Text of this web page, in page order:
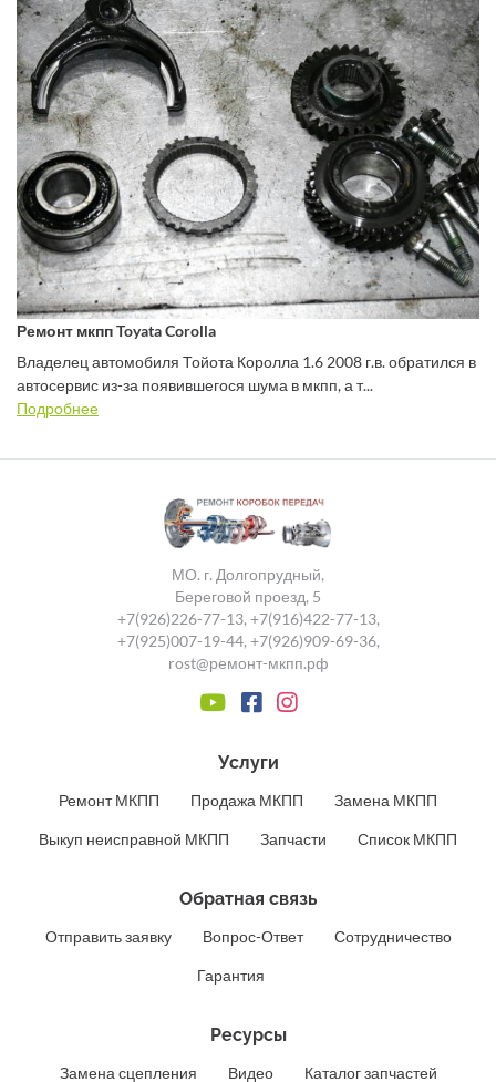
Ремонт мкпп Toyata Corolla
Владелец автомобиля Тойота Королла 1.6 2008 г.в. обратился в
автосервис из-за появившегося шума в мкпп, а т...
Подробнее
МО. г. Долгопрудный,
Береговой проезд, 5
+7(926)226-77-13, +7(916)422-77-13,
+7(925)007-19-44, +7(926)909-69-36,
rost@ремонт-мкпп.рф
Услуги
Ремонт МКПП Продажа МКПП Замена МКПП
Выкуп неисправной МКПП Запчасти Список МКПП
Обратная связь
Отправить заявку Вопрос-Ответ Сотрудничество
Гарантия
Ресурсы
Замена сцепления Видео Каталог запчастей